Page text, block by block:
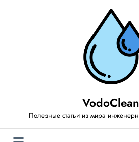
VodoClean
Полезные статьи из мира